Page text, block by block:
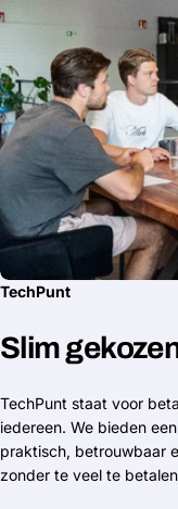
TechPunt
Slim
TechPunt staat voor
iedereen. We bieden
praktisch, betrouwbaar
zonder te veel te